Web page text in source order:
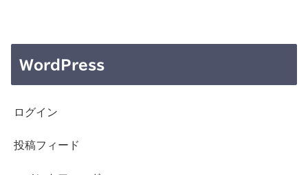
WordPress
ログイン
投稿フィード